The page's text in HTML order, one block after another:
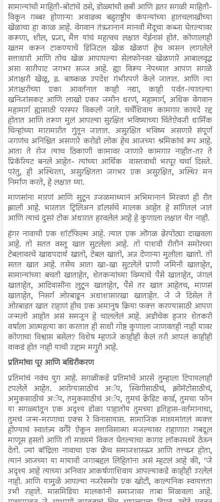
सामान्यांची माहिती-बोटांचे ठसे, डोळ्यांची छबी आणि इतर सगळी माहिती-
विकून गब्बर होणाऱ्या अवाढव्य बहुराष्ट्रीय कंपन्यांच्या हातचलाखीच्या
खेळाचा हा काळ आहे. वेगवान तंत्रज्ञानानं मानवी मेंदूचा कब्जा घेतल्यावर
करूणा, शील, प्रज्ञा, मैत्त यांचं महत्वच लक्षात येईनासं होतं. कोणालाही
खतम करून टाकण्याचे डिजिटल खेळ खेळणं हेच व्यसन लागलेले
सत्ताधारी आणि तोच खेळ आपापल्या सेलफोनवर खेळणारे आबालवृद्ध
असा सारीपाट जगभर सज्ज आहे. ह्या विरूप नेपथ्यात आपण सगळे
अंताक्षरी खेळू, इ. बाष्कळ उपदेश गंभीरपणे केले जातात. आणि त्या
अंताक्षरीच्या एका आवर्तनात काही नद्या, काही पर्वत-त्यातल्या
खनिजांसकट आणि लाखो एकर जमीन धरणं, महामार्ग, अधिक वेगवान
महामार्ग ह्यासाठी परस्पर विकली जाते. चर्चेशिवाय कामगार कायदे रद्द
होतात आणि तरूण मुलं आपल्या सुरक्षित भविष्याच्या चिंतेऐवजी धार्मिक
चिन्हांच्या मारामारीत गुंतून जातात. असुरक्षित भविष्य असणारे संपूर्ण
जगणंच अनिश्चित असणारे करोडो लोक हेच आजच्या श्रमिकांचं रूप आहे.
आता ते रोज त्याच ठिकाणी कामावर जाणारे कामगार नाहीत-तर ते
प्रिकॅरियट बनले आहेत- त्यांच्या आर्थिक वास्तवाची भरपूर चर्चा दिसते.
परंतु, ही अस्थिरता, असुरक्षितता जगभर एक असुरक्षित, अस्थिर मन
निर्माण करते, हे लक्षात घ्या.
माणसांना मारणं आणि सुटून उजळमाथ्यानं अभिमानानं मिरवणं ही रीत
झाली आहे. भारतात ट्रिलिअन डॉलर्सचे मालक आहेत हे सांगितलं जातं
आणि त्याचं दुसरं टोक अंधारात हरवलेलं आहे हे कुणाला लक्षात येत नाही.
हंगर नावाची एक शॉर्टफिल्म आहे. त्यात एक ओंगळ ढेरपोट्या दाखवला
आहे. तो सतत वस्तू खात सुटलेला आहे. तो पाशवी रीतीनं समोरच्या
टेबलावरचे खाद्यपदार्थ खातो, टेबल खातो, अन्न देणाऱ्या मुलीला खातो. तो
सतत खात आहे. तसेच आता खा-खा सुटलेले प्राणी जमिनी खाताहेत,
सामान्यांच्या बचती खाताहेत, शेतकऱ्यांच्या विम्याचे पैसे खाताहेत, जंगलं
खाताहेत, आदिवासींना लुटून खाताहेत, पैसे तर खात आहेतच, माणसं
खाताहेत, निसर्ग ओरबाडून अधाशासारखा खाताहेत. जे जे दिसेल ते
ओरबाडत खात राहाणं हीच एक अमानुष क्रिया फक्त करण्यासाठी आपण
जन्मलो आहोत असं समजून हे चाललेलं आहे. अडीचेक हजार शेतकरी
वर्षाला आत्महत्या का करतात ही साधी गोष्ट कुणाला जाणवतही नाही यावर
कोणाचा विश्वास बसेल? विशेष म्हणजे काहीही केलं तरी आपलं काहीही
वाकडं होत नाही याची उद्दाम मग्रुरी आहे.
प्रतिमांचा पूर आणि बधिरीकरण
प्रतिमांचं नवंच युग आहे. सगळीकडे प्रतिमांचे आरसे तुम्हाला टिपायलाही
टपलेले आहेत. आरोग्यासाठीचं अॅप, स्विगीसाठीचं, झोमॅटोसाठीचं,
अमुकसाठीचं अॅप, तमुकसाठीचं अॅप, तुमचं क्रेडिट कार्ड, तुमचा फोन
या सगळ्यांतून एक अदृश्य डोळा पाहातोय तुमच्या इतिहास-वर्तमानाचा,
तुमचं जन्म-मरणाचा एक्स रे विनासायास. सामाजिक माध्यमांतलं व्यक्त
होण्याचं स्वातंत्र्य वगैरे ऐकून सत्ताविसाव्या मजल्यावर राहाणारा गबदूल
माणूस हसतो आणि ती माध्यमं विकत घेतल्याचा कागद लॉकरमध्ये ठेऊन
देतो. ज्यां बॉद्रिला नावाचा एक फ्रेंच समाजशास्त्रज्ञ आणि तत्त्वज्ञ होता,
त्यानं आजच्या या मायावी जगाबद्दल लिहितांना असं म्हटलं आहे की, "जे
अदृश्य आहे त्याच्या अनिवार आकर्षणाशिवाय आपल्याकडे काहीही उरलेलं
नाही. आणि यामुळे आपल्या नजरेसमोर एक खोटी, काल्पनिक स्वायत्तता
उभी राहाते. मासमिडिया मालकांनी समाजावर ताबा मिळवला आहे.